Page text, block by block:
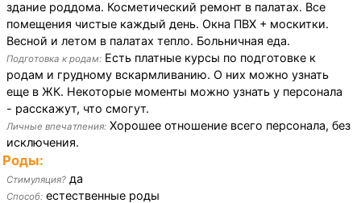
здание роддома. Косметический ремонт в палатах. Все
помещения чистые каждый день. Окна ПВХ + москитки.
Весной и летом в палатах тепло. Больничная еда.
Подготовка к родам: Есть платные курсы по подготовке к
родам и грудному вскармливанию. О них можно узнать
еще в ЖК. Некоторые моменты можно узнать у персонала
- расскажут, что смогут.
Личные впечатления: Хорошее отношение всего персонала, без
исключения.
Роды:
Стимуляция? да
Способ: естественные роды